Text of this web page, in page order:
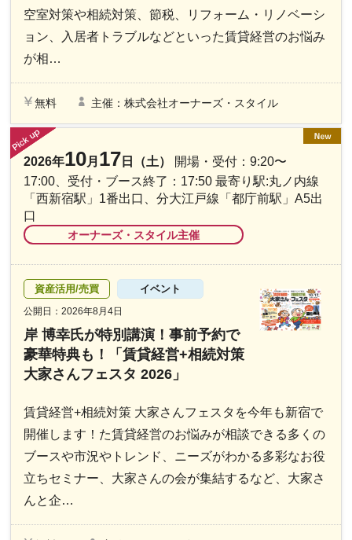
空室対策や相続対策、節税、リフォーム・リノベーシ
ョン、入居者トラブルなどといった賃貸経営のお悩み
が相…
無料 主催：株式会社オーナーズ・スタイル
2026年10月 17 日（土） 開場・受付：9:20〜
17:00、受付・ブース終了：17:50 最寄り駅:丸ノ内線
「西新宿駅」1番出口、分大江戸線「都庁前駅」A5出
口
オーナーズ・スタイル主催
資産活用/売買 イベント
公開日：2026年8月4日
岸 博幸氏が特別講演！事前予約で
豪華特典も！「賃貸経営+相続対策
大家さんフェスタ 2026」
賃貸経営+相続対策 大家さんフェスタを今年も新宿で
開催します！た賃貸経営のお悩みが相談できる多くの
ブースや市況やトレンド、ニーズがわかる多彩なお役
立ちセミナー、大家さんの会が集結するなど、大家さ
んと企…